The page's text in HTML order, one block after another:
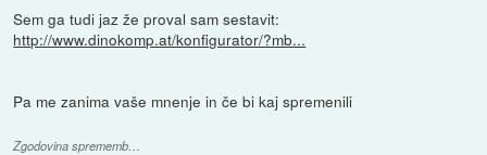
Sem ga tudi jaz že proval sam sestavit:
http://www.dinokomp.at/konfigurator/?mb...
Pa me zanima vaše mnenje in če bi kaj spremenili
Zgodovina sprememb…